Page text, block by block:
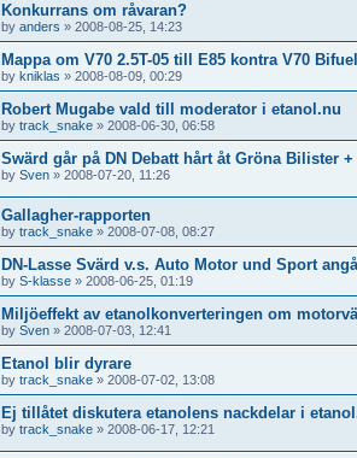
Konkurrans om råvaran?
by anders » 2008-08-25, 14:23
Mappa om V70 2.5T-05 till E85 kontra V70
by kniklas » 2008-08-09, 00:29
Robert Mugabe vald till moderator i etanol.nu
by track_snake » 2008-06-30, 06:58
Swärd går på DN Debatt hårt åt Gröna Bilister
by Sven » 2008-07-20, 11:26
Gallagher-rapporten
by track_snake » 2008-07-08, 08:27
DN-Lasse Svärd v.s. Auto Motor und Sport
by S-klasse » 2008-06-25, 01:19
Miljöeffekt av etanolkonverteringen om
by Sven » 2008-07-03, 12:41
Etanol blir dyrare
by track_snake » 2008-07-02, 13:08
Ej tillåtet diskutera etanolens nackdelar i
by track_snake » 2008-06-17, 12:21